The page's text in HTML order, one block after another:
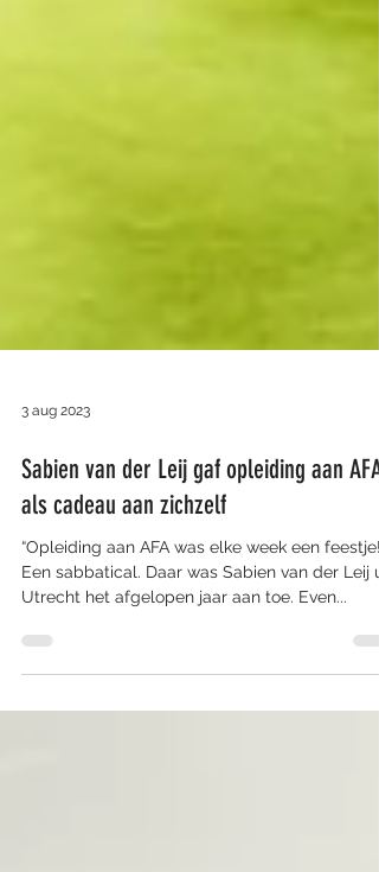
3 aug 2023
Sabien van der Leij gaf opleiding aan AFA
als cadeau aan zichzelf
“Opleiding aan AFA was elke week een feestje!”
Een sabbatical. Daar was Sabien van der Leij